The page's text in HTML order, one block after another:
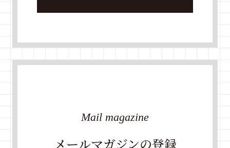
メールマガジンの登録
Mail magazine